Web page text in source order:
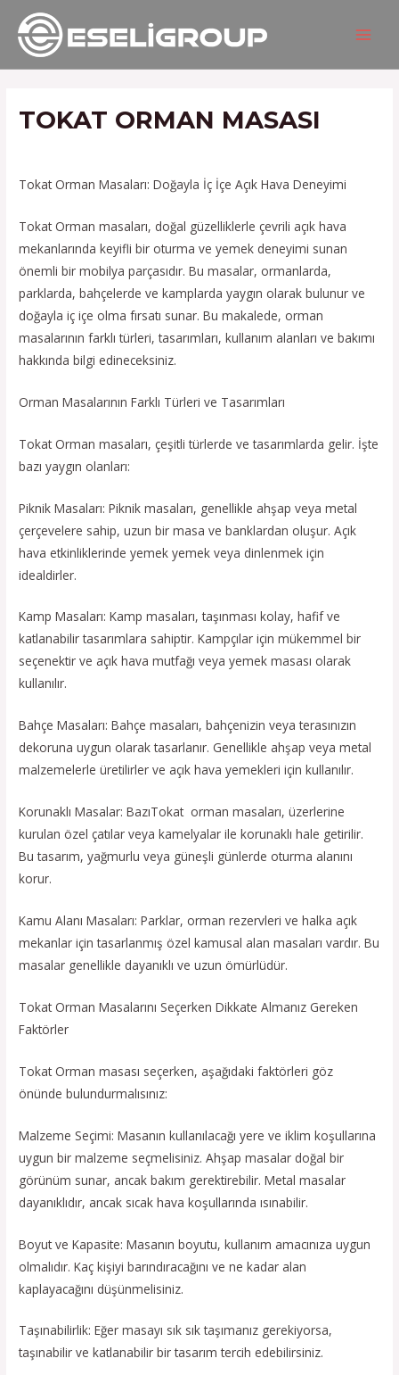
İçeriğe
atla
TOKAT ORMAN MASASI
Tokat Orman Masaları: Doğayla İç İçe Açık Hava Deneyimi
Tokat Orman masaları, doğal güzelliklerle çevrili açık hava
mekanlarında keyifli bir oturma ve yemek deneyimi sunan
önemli bir mobilya parçasıdır. Bu masalar, ormanlarda,
parklarda, bahçelerde ve kamplarda yaygın olarak bulunur ve
doğayla iç içe olma fırsatı sunar. Bu makalede, orman
masalarının farklı türleri, tasarımları, kullanım alanları ve bakımı
hakkında bilgi edineceksiniz.
Orman Masalarının Farklı Türleri ve Tasarımları
Tokat Orman masaları, çeşitli türlerde ve tasarımlarda gelir. İşte
bazı yaygın olanları:
Piknik Masaları: Piknik masaları, genellikle ahşap veya metal
çerçevelere sahip, uzun bir masa ve banklardan oluşur. Açık
hava etkinliklerinde yemek yemek veya dinlenmek için
idealdirler.
Kamp Masaları: Kamp masaları, taşınması kolay, hafif ve
katlanabilir tasarımlara sahiptir. Kampçılar için mükemmel bir
seçenektir ve açık hava mutfağı veya yemek masası olarak
kullanılır.
Bahçe Masaları: Bahçe masaları, bahçenizin veya terasınızın
dekoruna uygun olarak tasarlanır. Genellikle ahşap veya metal
malzemelerle üretilirler ve açık hava yemekleri için kullanılır.
Korunaklı Masalar: BazıTokat orman masaları, üzerlerine
kurulan özel çatılar veya kamelyalar ile korunaklı hale getirilir.
Bu tasarım, yağmurlu veya güneşli günlerde oturma alanını
korur.
Kamu Alanı Masaları: Parklar, orman rezervleri ve halka açık
mekanlar için tasarlanmış özel kamusal alan masaları vardır. Bu
masalar genellikle dayanıklı ve uzun ömürlüdür.
Tokat Orman Masalarını Seçerken Dikkate Almanız Gereken
Faktörler
Tokat Orman masası seçerken, aşağıdaki faktörleri göz
önünde bulundurmalısınız:
Malzeme Seçimi: Masanın kullanılacağı yere ve iklim koşullarına
uygun bir malzeme seçmelisiniz. Ahşap masalar doğal bir
görünüm sunar, ancak bakım gerektirebilir. Metal masalar
dayanıklıdır, ancak sıcak hava koşullarında ısınabilir.
Boyut ve Kapasite: Masanın boyutu, kullanım amacınıza uygun
olmalıdır. Kaç kişiyi barındıracağını ve ne kadar alan
kaplayacağını düşünmelisiniz.
Taşınabilirlik: Eğer masayı sık sık taşımanız gerekiyorsa,
taşınabilir ve katlanabilir bir tasarım tercih edebilirsiniz.
Yazı
gezinmesi